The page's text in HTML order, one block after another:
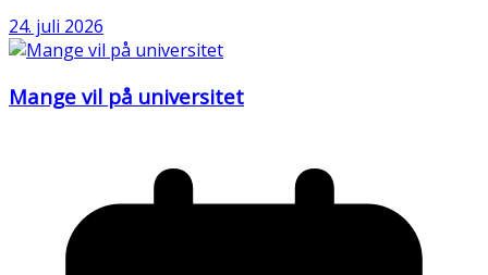
24. juli 2026
Mange vil på universitet